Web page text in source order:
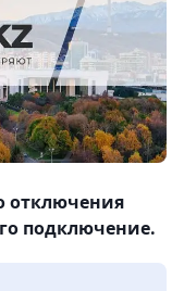
отключения
подключение.